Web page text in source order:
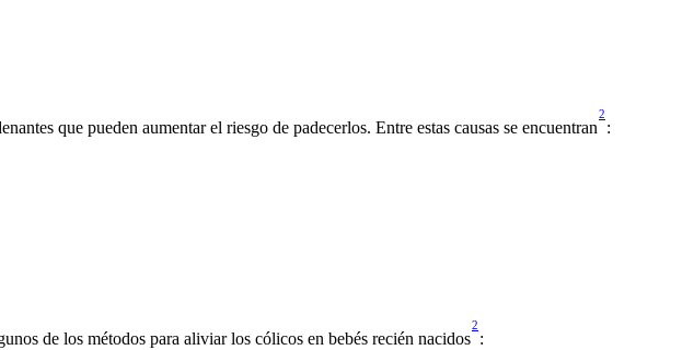
que pueden aumentar el riesgo de padecerlos. Entre estas causas se encuentran
2
:
de los métodos para aliviar los cólicos en bebés recién nacidos
2
: